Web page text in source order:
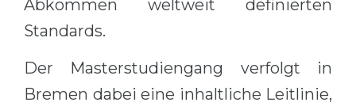
Abkommen weltweit definierten
Standards.
Der Masterstudiengang verfolgt in
Bremen dabei eine inhaltliche Leitlinie,